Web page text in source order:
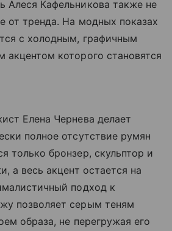
Алеся Кафельникова также не
от тренда. На модных показах
с холодным, графичным
акцентом которого становятся
Елена Чернева делает
полное отсутствие румян
только бронзер, скульптор и
а весь акцент остается на
подход к
позволяет серым теням
образа, не перегружая его